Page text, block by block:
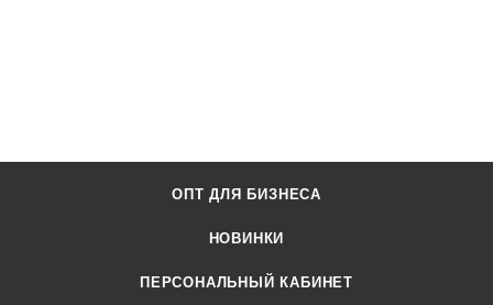
ОПТ ДЛЯ БИЗНЕСА
НОВИНКИ
ПЕРСОНАЛЬНЫЙ КАБИНЕТ